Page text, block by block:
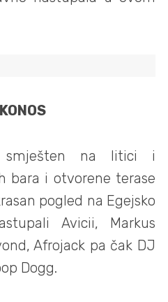
smješten na litici i
bara i otvorene terase
pogled na Egejsko
Avicii, Markus
Afrojack pa čak DJ
Dogg.